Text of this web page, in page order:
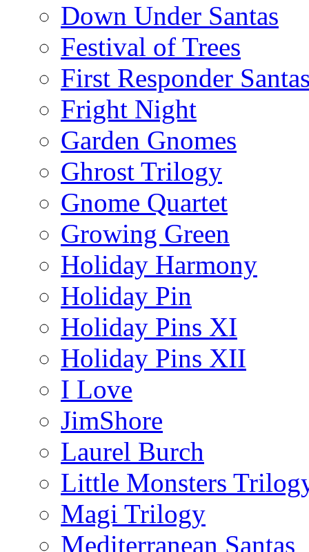
Down Under Santas
Festival of Trees
First Responder
Fright Night
Garden Gnomes
Ghrost Trilogy
Gnome Quartet
Growing Green
Holiday Harmony
Holiday Pin
Holiday Pins XI
Holiday Pins XII
I Love
JimShore
Laurel Burch
Little Monsters
Magi Trilogy
Mediterranean Santas